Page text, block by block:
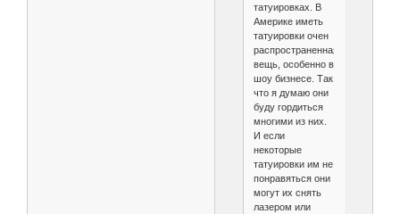
татуировках. В
Америке иметь
татуировки очен
распространенная
вещь, особенно в
шоу бизнесе. Так
что я думаю они
буду гордиться
многими из них.
И если
некоторые
татуировки им не
понравяться они
могут их снять
лазером или